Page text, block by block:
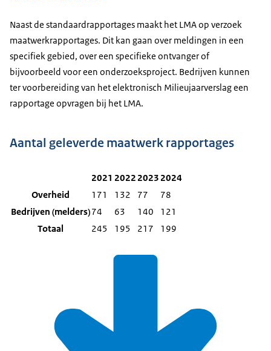
Naast de standaardrapportages maakt het LMA op verzoek
maatwerkrapportages. Dit kan gaan over meldingen in een
specifiek gebied, over een specifieke ontvanger of
bijvoorbeeld voor een onderzoeksproject. Bedrijven kunnen
ter voorbereiding van het elektronisch Milieujaarverslag een
rapportage opvragen bij het LMA.
Aantal geleverde maatwerk rapportages
2021 2022 2023 2024
Overheid
171 132 77
78
Bedrijven (melders)74 63 140
121
Totaal
245 195 217 199